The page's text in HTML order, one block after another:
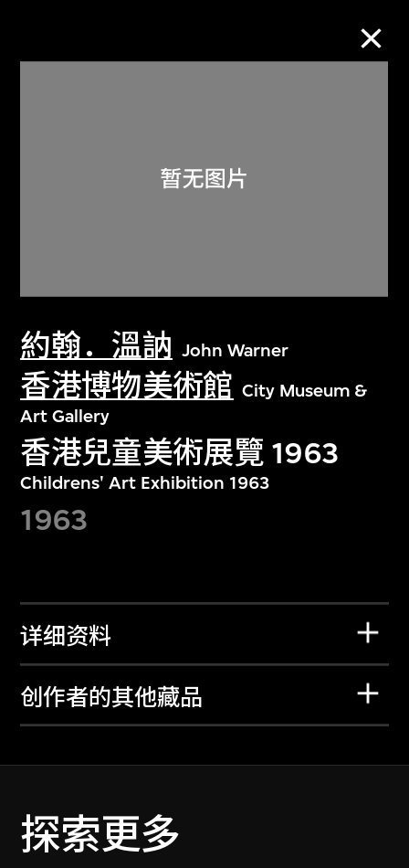
約翰．溫訥 John Warner
香港博物美術館 City Museum &
Art Gallery
香港兒童美術展覽 1963
Childrens' Art Exhibition 1963
1963
详细资料
创作者的其他藏品
探索更多
关于M+藏品
探索世界顶级的二十及二十一世纪视觉
文化藏品。